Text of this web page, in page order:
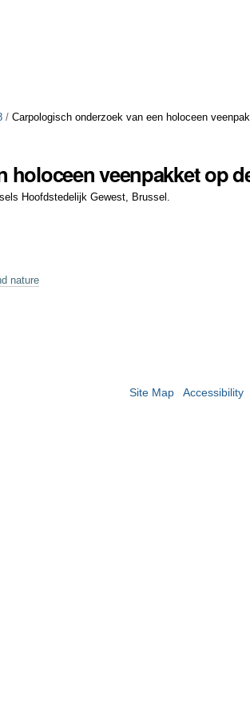
/Carpologisch onderzoek van een holoceen
veenpakket op
Hoofdstedelijk Gewest, Brussel.
nature
Site Map Accessibility